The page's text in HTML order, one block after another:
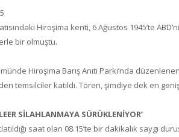
Hiroşima kenti, 6 Ağustos 1945’te
bir olmuştu.
Hiroşima Barış Anıtı Parkı’nda
temsilciler katıldı. Tören, şimdiye dek en geniş
SİLAHLANMAYA SÜRÜKLENİYOR’
saat olan 08.15’te bir dakikalık saygı